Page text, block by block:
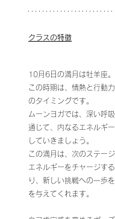
クラスの特徴
10月6日の満月は牡羊座。
この時期は、情熱と行動
のタイミングです。
ムーンヨガでは、深い呼
通じて、内なるエネルギ
していきましょう。
この満月は、次のステー
エネルギーをチャージす
り、新しい挑戦への一歩
を与えてくれます。